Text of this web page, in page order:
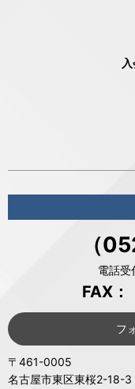
（
電話受
FAX
フ
〒461-0005
名古屋市東区東桜2-18-